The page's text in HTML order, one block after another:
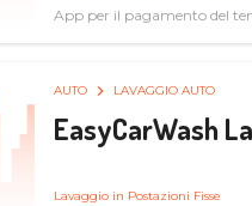
App per il pagamento del
AUTO LAVAGGIO AUTO
EasyCarWash
Lavaggio in Postazioni Fisse